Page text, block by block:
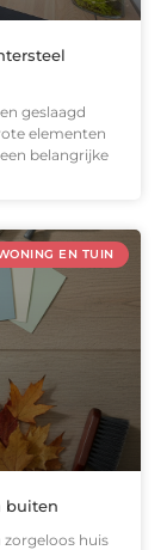
geslaagd
elementen
belangrijke
EN TUIN
buiten
huis